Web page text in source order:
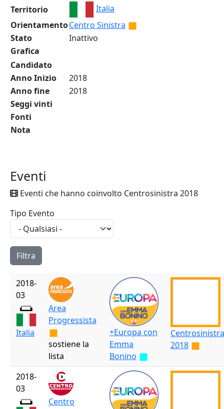
Territorio
Italia
OrientamentoCentro Sinistra
Stato
Inattivo
Grafica
Candidato
Anno Inizio
2018
Anno fine
2018
Seggi vinti
Fonti
Nota
Eventi
Eventi che hanno coinvolto Centrosinistra 2018
Tipo Evento
2018-
03
Italia
Area
Progressista
sostiene la
lista
+Europa con
Emma
Bonino
Centrosinistra
2018
2018-
03
Centro